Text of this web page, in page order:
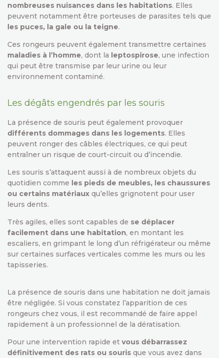
nombreuses nuisances dans les habitations. Elles
peuvent notamment être porteuses de parasites tels que
les puces, la gale ou la teigne.
Ces rongeurs peuvent également transmettre certaines
maladies à l’homme, dont la leptospirose, une infection
qui peut être transmise par leur urine ou leur
environnement contaminé.
Les dégâts engendrés par les souris
La présence de souris peut également provoquer
différents dommages dans les logements. Elles
peuvent ronger des câbles électriques, ce qui peut
entraîner un risque de court-circuit ou d’incendie.
Les souris s’attaquent aussi à de nombreux objets du
quotidien comme les pieds de meubles, les chaussures
ou certains matériaux qu’elles grignotent pour user
leurs dents.
Très agiles, elles sont capables de se déplacer
facilement dans une habitation, en montant les
escaliers, en grimpant le long d’un réfrigérateur ou même
sur certaines surfaces verticales comme les murs ou les
tapisseries.
La présence de souris dans une habitation ne doit jamais
être négligée. Si vous constatez l’apparition de ces
rongeurs chez vous, il est recommandé de faire appel
rapidement à un professionnel de la dératisation.
Pour une intervention rapide et vous débarrassez
définitivement des rats ou souris que vous avez dans